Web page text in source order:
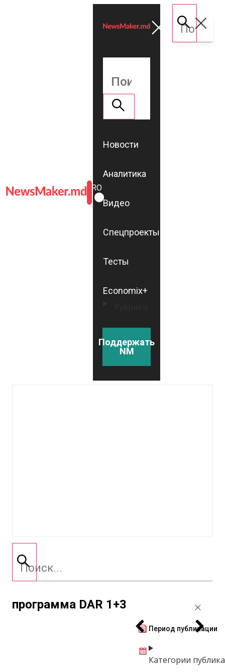
ROMÂNĂ
RU
Новости
Аналитика
Видео
Спецпроекты
Тесты
Economix+
Поддержать
NM
программа DAR 1+3
Период публикации
Категории